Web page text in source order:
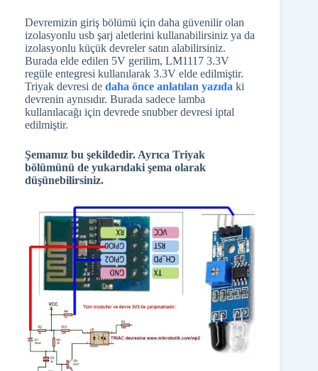
Devremizin giriş bölümü için daha güvenilir olan
izolasyonlu usb şarj aletlerini kullanabilirsiniz ya da
izolasyonlu küçük devreler satın alabilirsiniz.
Burada elde edilen 5V gerilim, LM1117 3.3V
regüle entegresi kullanılarak 3.3V elde edilmiştir.
Triyak devresi de daha önce anlatılan yazıda ki
devrenin aynısıdır. Burada sadece lamba
kullanılacağı için devrede snubber devresi iptal
edilmiştir.
Şemamız bu şekildedir. Ayrıca Triyak
bölümünü de yukarıdaki şema olarak
düşünebilirsiniz.